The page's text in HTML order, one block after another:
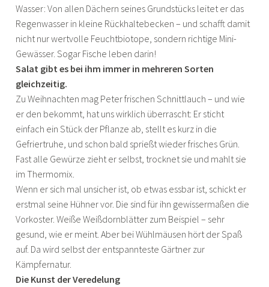
Wasser: Von allen Dächern seines Grundstücks leitet er das
Regenwasser in kleine Rückhaltebecken – und schafft damit
nicht nur wertvolle Feuchtbiotope, sondern richtige Mini-
Gewässer. Sogar Fische leben darin!
Salat gibt es bei ihm immer in mehreren Sorten
gleichzeitig.
Zu Weihnachten mag Peter frischen Schnittlauch – und wie
er den bekommt, hat uns wirklich überrascht: Er sticht
einfach ein Stück der Pflanze ab, stellt es kurz in die
Gefriertruhe, und schon bald sprießt wieder frisches Grün.
Fast alle Gewürze zieht er selbst, trocknet sie und mahlt sie
im Thermomix.
Wenn er sich mal unsicher ist, ob etwas essbar ist, schickt er
erstmal seine Hühner vor. Die sind für ihn gewissermaßen die
Vorkoster. Weiße Weißdornblätter zum Beispiel – sehr
gesund, wie er meint. Aber bei Wühlmäusen hört der Spaß
auf. Da wird selbst der entspannteste Gärtner zur
Kämpfernatur.
Die Kunst der Veredelung